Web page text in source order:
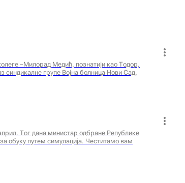
–Милорад Медић, познатији као Тодор,
синдикалне групе Војна болница Нови Сад,
Тог дана министар одбране Републике
обуку путем симулација. Честитамо вам